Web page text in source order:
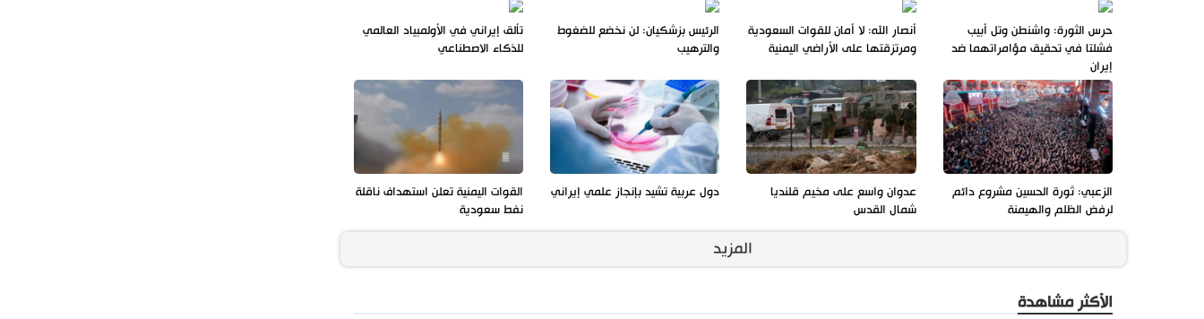
حرس الثورة: واشنطن وتل أبيب
فشلتا في تحقيق مؤامراتهما ضد
إيران
أنصار الله: لا أمان للقوات السعودية
ومرتزقتها على الأراضي اليمنية
الرئيس بزشكيان: لن نخضع للضغوط
والترهيب
تألق إيراني في الأولمبياد العالمي
للذكاء الاصطناعي
الزعبي: ثورة الحسين مشروع دائم
لرفض الظلم والهيمنة
عدوان واسع على مخيم قلنديا
شمال القدس
دول عربية تشيد بإنجاز علمي إيراني
القوات اليمنية تعلن استهداف ناقلة
نفط سعودية
المزيد
الأكثر مشاهدة